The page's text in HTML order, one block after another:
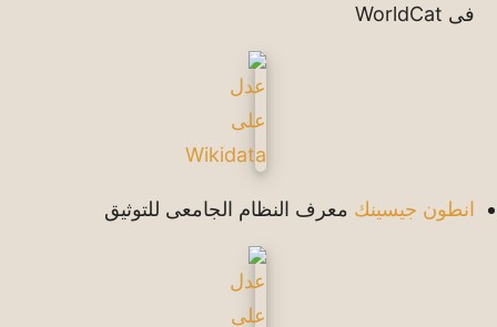
فى WorldCat
انطون جيسينك معرف النظام الجامعى للتوثيق